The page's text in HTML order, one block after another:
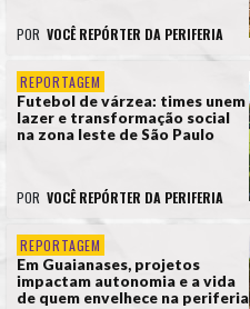
POR VOCÊ REPÓRTER DA PERIFERIA
REPORTAGEM
Futebol de várzea: times unem
lazer e transformação social
na zona leste de São Paulo
POR VOCÊ REPÓRTER DA PERIFERIA
REPORTAGEM
Em Guaianases, projetos
impactam autonomia e a vida
de quem envelhece na periferia